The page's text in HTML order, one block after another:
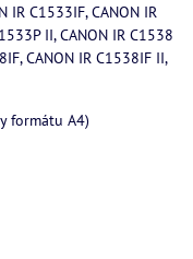
IR C1533IF, CANON IR
II, CANON IR C1538
CANON IR C1538IF II,
formátu A4)